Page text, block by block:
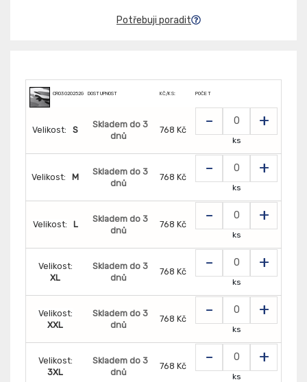
Potřebuji poradit
CR03020252G5 DOSTUPNOST KČ/KS: POČET
Velikost: S
Skladem do 3
dnů
768 Kč - +
ks
Velikost: M
Skladem do 3
dnů
768 Kč - +
ks
Velikost: L
Skladem do 3
dnů
768 Kč - +
ks
Velikost:
XL
Skladem do 3
dnů
768 Kč - +
ks
Velikost:
XXL
Skladem do 3
dnů
768 Kč - +
ks
Velikost:
3XL
Skladem do 3
dnů
768 Kč - +
ks